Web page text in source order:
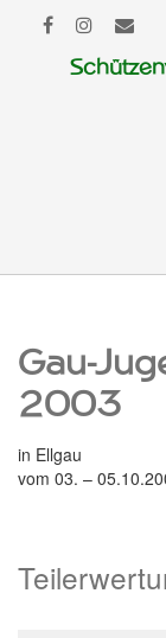
Gau-
2003
in Ellgau
vom 03. –